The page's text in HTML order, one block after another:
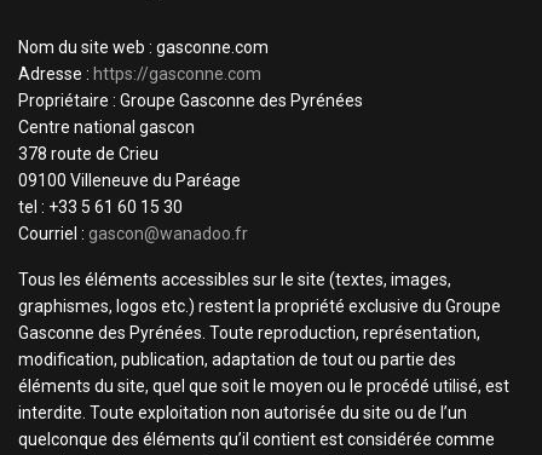
Nom du site web : gasconne.com
Adresse : https://gasconne.com
Propriétaire : Groupe Gasconne des Pyrénées
Centre national gascon
378 route de Crieu
09100 Villeneuve du Paréage
tel : +33 5 61 60 15 30
Courriel : gascon@wanadoo.fr
Tous les éléments accessibles sur le site (textes, images,
graphismes, logos etc.) restent la propriété exclusive du Groupe
Gasconne des Pyrénées. Toute reproduction, représentation,
modification, publication, adaptation de tout ou partie des
éléments du site, quel que soit le moyen ou le procédé utilisé, est
interdite. Toute exploitation non autorisée du site ou de l’un
quelconque des éléments qu’il contient est considérée comme